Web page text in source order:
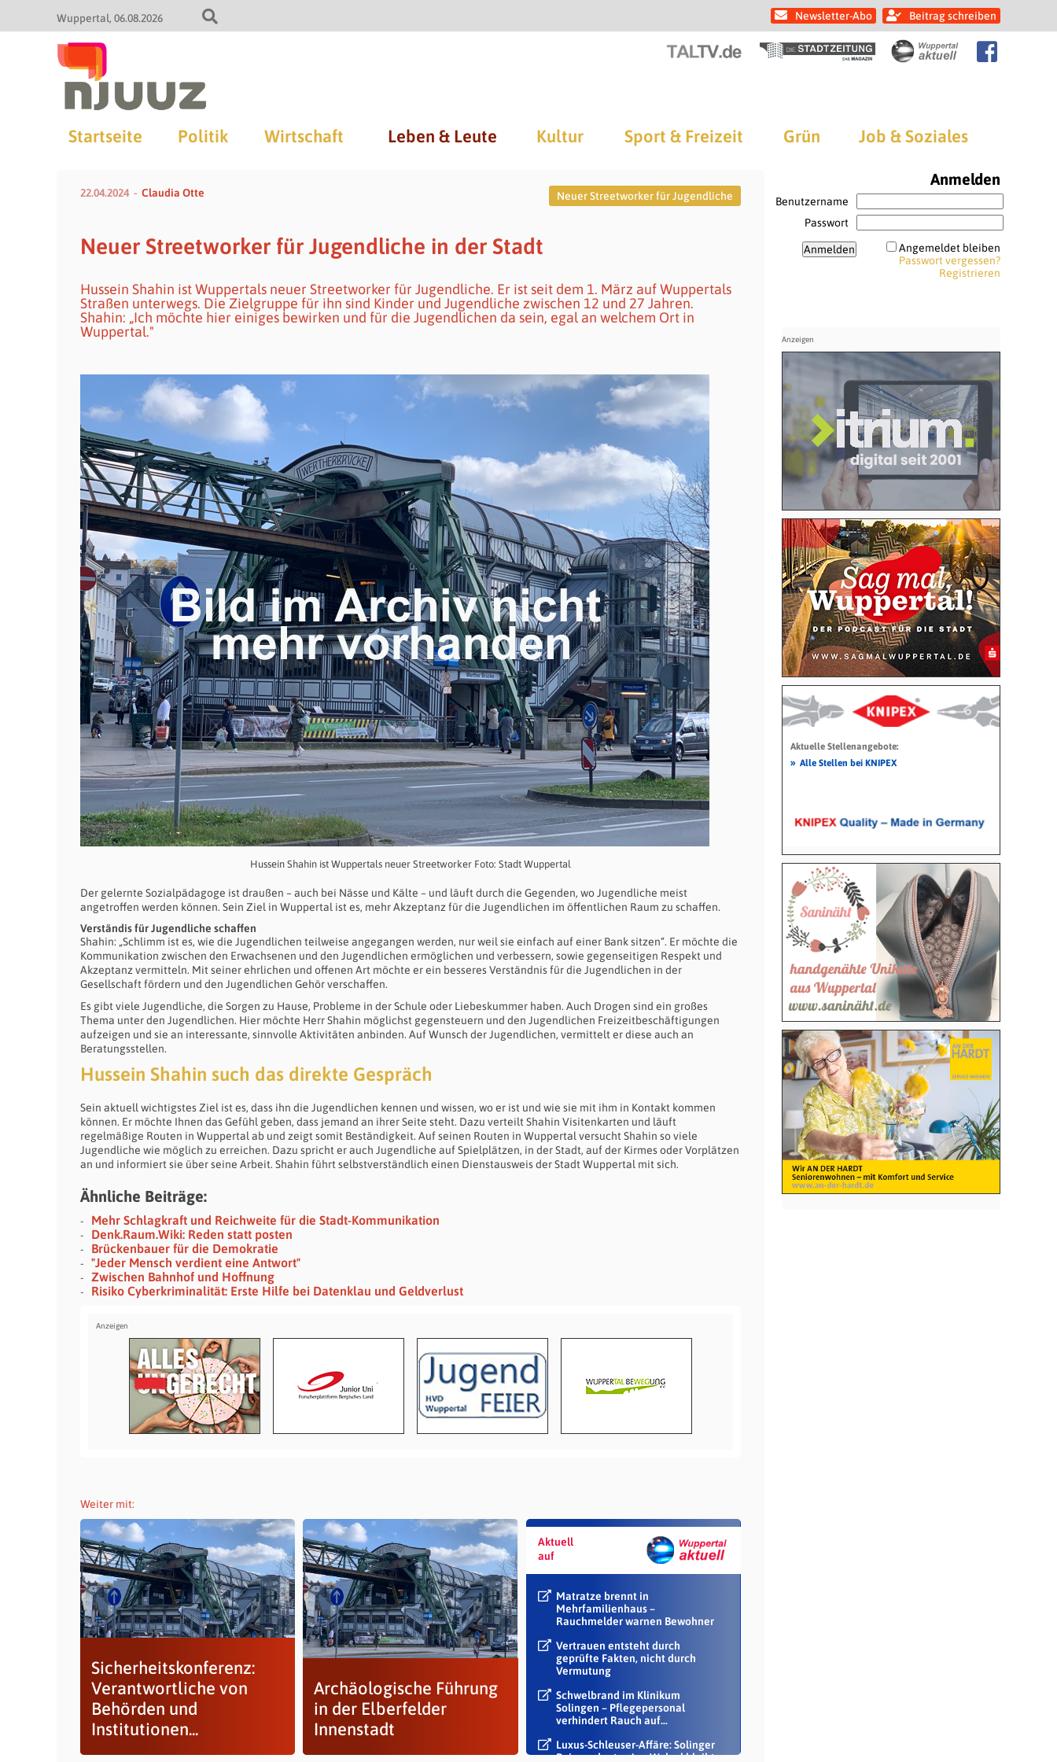
Wuppertal 06.08.2026 Newsletter-Abo Beitrag schreiben
Startseite Politik Wirtschaft Leben & Leute Kultur Sport & Freizeit Grün Job & Soziales
22.04.2024 Claudia Otte Neuer Streetworker für Jugendliche
Neuer Streetworker für Jugendliche in der Stadt
Hussein Shahin ist Wuppertals neuer Streetworker für Jugendliche. Er ist seit dem 1. März auf Wuppertals
Straßen unterwegs. Die Zielgruppe für ihn sind Kinder und Jugendliche zwischen 12 und 27 Jahren.
Shahin: „Ich möchte hier einiges bewirken und für die Jugendlichen da sein, egal an welchem Ort in
Wuppertal."
Hussein Shahin ist Wuppertals neuer Streetworker Foto: Stadt Wuppertal
Der gelernte Sozialpädagoge ist draußen – auch bei Nässe und Kälte – und läuft durch die Gegenden, wo Jugendliche meist
angetroffen werden können. Sein Ziel in Wuppertal ist es, mehr Akzeptanz für die Jugendlichen im öffentlichen Raum zu schaffen.
Verständis für Jugendliche schaffen
Shahin: „Schlimm ist es, wie die Jugendlichen teilweise angegangen werden, nur weil sie einfach auf einer Bank sitzen“. Er möchte die
Kommunikation zwischen den Erwachsenen und den Jugendlichen ermöglichen und verbessern, sowie gegenseitigen Respekt und
Akzeptanz vermitteln. Mit seiner ehrlichen und offenen Art möchte er ein besseres Verständnis für die Jugendlichen in der
Gesellschaft fördern und den Jugendlichen Gehör verschaffen.
Es gibt viele Jugendliche, die Sorgen zu Hause, Probleme in der Schule oder Liebeskummer haben. Auch Drogen sind ein großes
Thema unter den Jugendlichen. Hier möchte Herr Shahin möglichst gegensteuern und den Jugendlichen Freizeitbeschäftigungen
aufzeigen und sie an interessante, sinnvolle Aktivitäten anbinden. Auf Wunsch der Jugendlichen, vermittelt er diese auch an
Beratungsstellen.
Hussein Shahin such das direkte Gespräch
Sein aktuell wichtigstes Ziel ist es, dass ihn die Jugendlichen kennen und wissen, wo er ist und wie sie mit ihm in Kontakt kommen
können. Er möchte Ihnen das Gefühl geben, dass jemand an ihrer Seite steht. Dazu verteilt Shahin Visitenkarten und läuft
regelmäßige Routen in Wuppertal ab und zeigt somit Beständigkeit. Auf seinen Routen in Wuppertal versucht Shahin so viele
Jugendliche wie möglich zu erreichen. Dazu spricht er auch Jugendliche auf Spielplätzen, in der Stadt, auf der Kirmes oder Vorplätzen
an und informiert sie über seine Arbeit. Shahin führt selbstverständlich einen Dienstausweis der Stadt Wuppertal mit sich.
Ähnliche Beiträge:
Mehr Schlagkraft und Reichweite für die Stadt-Kommunikation
Denk.Raum.Wiki: Reden statt posten
Brückenbauer für die Demokratie
"Jeder Mensch verdient eine Antwort"
Zwischen Bahnhof und Hoffnung
Risiko Cyberkriminalität: Erste Hilfe bei Datenklau und Geldverlust
Weiter mit:
Sicherheitskonferenz:
Verantwortliche von
Behörden und
Institutionen...
Archäologische Führung
in der Elberfelder
Innenstadt
Aktuell
auf
Matratze brennt in
Mehrfamilienhaus –
Rauchmelder warnen Bewohner
Vertrauen entsteht durch
geprüfte Fakten, nicht durch
Vermutung
Schwelbrand im Klinikum
Solingen – Pflegepersonal
verhindert Rauch auf...
Luxus-Schleuser-Affäre: Solinger
Beigeordneter Jan Welzel bleibt
Anmelden
Benutzername
Passwort
Angemeldet bleiben
Passwort vergessen?
Registrieren
Aktuelle Stellenangebote:
» Alle Stellen bei KNIPEX